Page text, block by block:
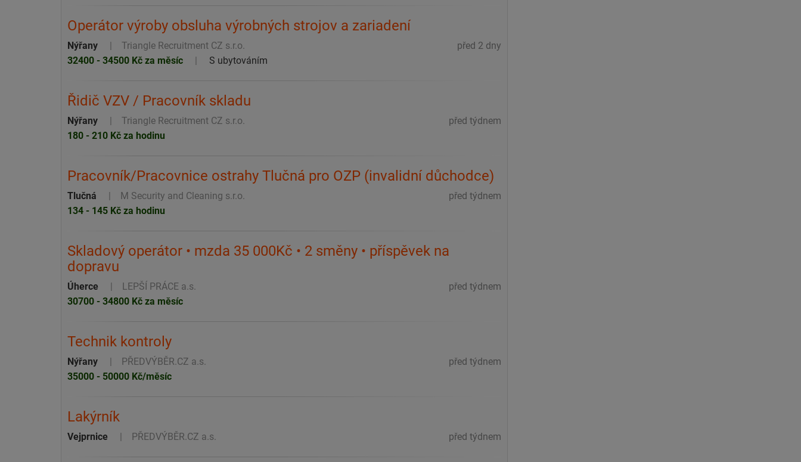
Operátor výroby obsluha výrobných strojov a zariadení
před 2 dny
Nýřany
Triangle Recruitment CZ s.r.o.
32400 - 34500 Kč za měsíc
S ubytováním
Řidič VZV / Pracovník skladu
před týdnem
Nýřany
Triangle Recruitment CZ s.r.o.
180 - 210 Kč za hodinu
Pracovník/Pracovnice ostrahy Tlučná pro OZP (invalidní důchodce)
před týdnem
Tlučná
M Security and Cleaning s.r.o.
134 - 145 Kč za hodinu
Skladový operátor • mzda 35 000Kč • 2 směny • příspěvek na
dopravu
před týdnem
Úherce
LEPŠÍ PRÁCE a.s.
30700 - 34800 Kč za měsíc
Technik kontroly
před týdnem
Nýřany
PŘEDVÝBĚR.CZ a.s.
35000 - 50000 Kč/měsíc
Lakýrník
před týdnem
Vejprnice PŘEDVÝBĚR.CZ a.s.